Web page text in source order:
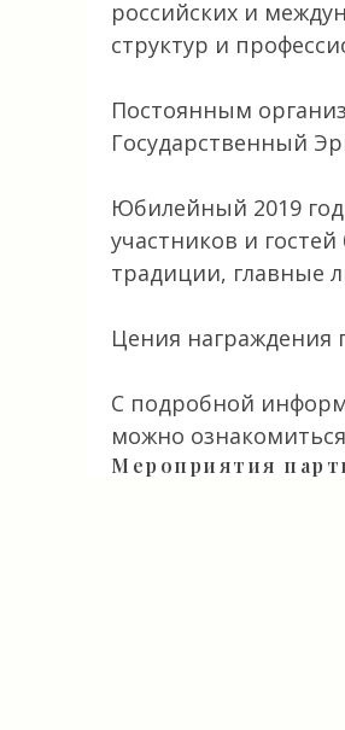
российских и
структур и
Постоянным
Государственный
Юбилейный 2019
участников и
традиции, главные
Цения награждения
С подробной
можно
Мероприятия